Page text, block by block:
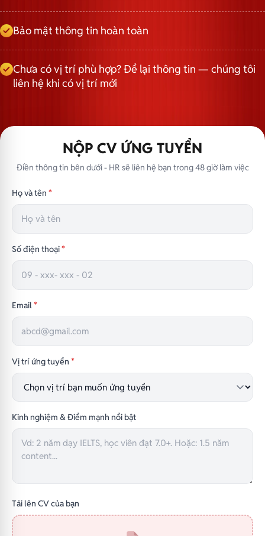
Bảo mật thông tin hoàn toàn
Chưa có vị trí phù hợp? Để lại thông tin — chúng tôi
liên hệ khi có vị trí mới
NỘP CV ỨNG TUYỂN
Điền thông tin bên dưới - HR sẽ liên hệ bạn trong 48 giờ làm việc
Họ và tên *
Số điện thoại*
Email*
Vị trí ứng tuyển *
Kinh nghiệm & Điểm mạnh nổi bật
Tải lên CV của bạn